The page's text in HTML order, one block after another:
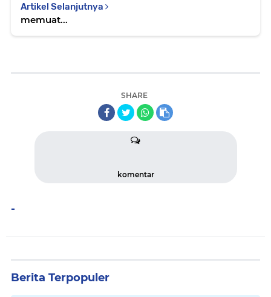
Artikel Selanjutnya
memuat...
SHARE
komentar
-
Berita Terpopuler